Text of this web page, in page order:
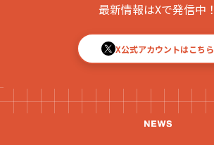
最新情報はXで発信中！
X公式アカウントはこちら